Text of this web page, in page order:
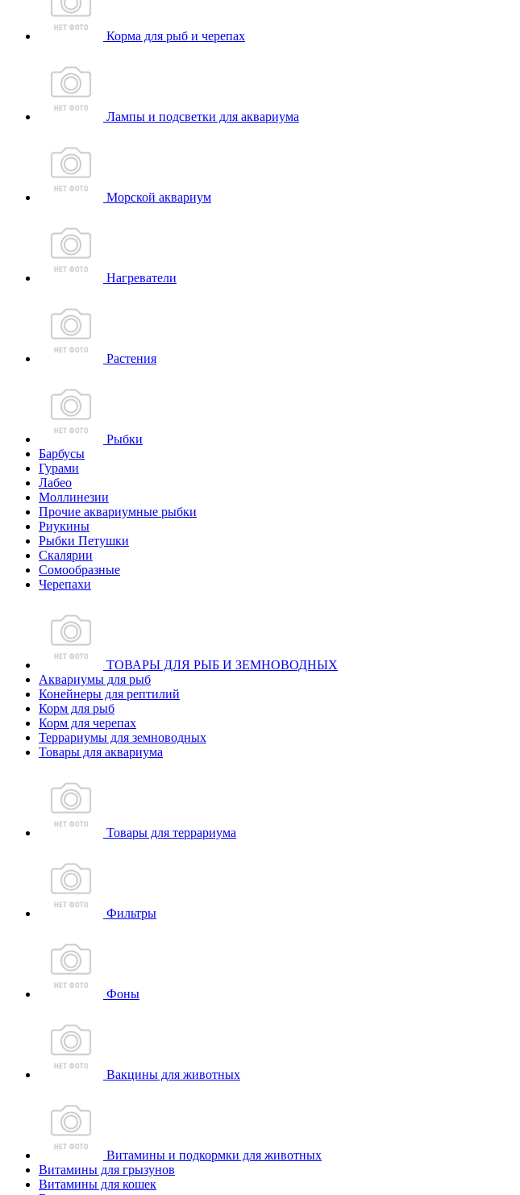
Корма для рыб и черепах
Лампы и подсветки для аквариума
Морской аквариум
Нагреватели
Растения
Рыбки
Барбусы
Гурами
Лабео
Моллинезии
Прочие аквариумные рыбки
Риукины
Рыбки Петушки
Скалярии
Сомообразные
Черепахи
ТОВАРЫ ДЛЯ РЫБ И ЗЕМНОВОДНЫХ
Аквариумы для рыб
Конейнеры для рептилий
Корм для рыб
Корм для черепах
Террариумы для земноводных
Товары для аквариума
Товары для террариума
Фильтры
Фоны
Вакцины для животных
Витамины и подкормки для животных
Витамины для грызунов
Витамины для кошек